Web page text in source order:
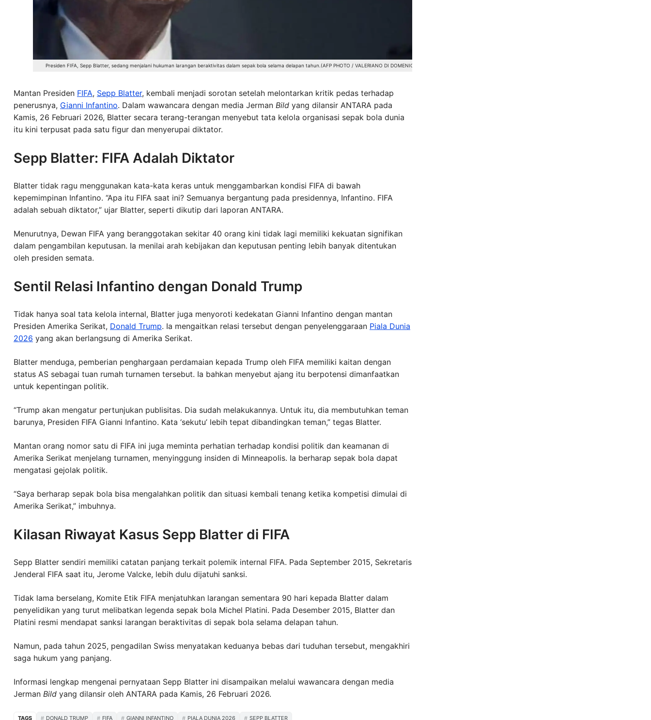
Presiden FIFA, Sepp Blatter, sedang menjalani hukuman larangan beraktivitas dalam sepak bola selama delapan tahun.(AFP PHOTO / VALERIANO DI DOMENICO)
Mantan Presiden FIFA, Sepp Blatter, kembali menjadi sorotan setelah melontarkan kritik pedas terhadap
penerusnya, Gianni Infantino. Dalam wawancara dengan media Jerman Bild yang dilansir ANTARA pada
Kamis, 26 Februari 2026, Blatter secara terang-terangan menyebut tata kelola organisasi sepak bola dunia
itu kini terpusat pada satu figur dan menyerupai diktator.
Sepp Blatter: FIFA Adalah Diktator
Blatter tidak ragu menggunakan kata-kata keras untuk menggambarkan kondisi FIFA di bawah
kepemimpinan Infantino. “Apa itu FIFA saat ini? Semuanya bergantung pada presidennya, Infantino. FIFA
adalah sebuah diktator,” ujar Blatter, seperti dikutip dari laporan ANTARA.
Menurutnya, Dewan FIFA yang beranggotakan sekitar 40 orang kini tidak lagi memiliki kekuatan signifikan
dalam pengambilan keputusan. Ia menilai arah kebijakan dan keputusan penting lebih banyak ditentukan
oleh presiden semata.
Sentil Relasi Infantino dengan Donald Trump
Tidak hanya soal tata kelola internal, Blatter juga menyoroti kedekatan Gianni Infantino dengan mantan
Presiden Amerika Serikat, Donald Trump. Ia mengaitkan relasi tersebut dengan penyelenggaraan Piala Dunia
2026 yang akan berlangsung di Amerika Serikat.
Blatter menduga, pemberian penghargaan perdamaian kepada Trump oleh FIFA memiliki kaitan dengan
status AS sebagai tuan rumah turnamen tersebut. Ia bahkan menyebut ajang itu berpotensi dimanfaatkan
untuk kepentingan politik.
“Trump akan mengatur pertunjukan publisitas. Dia sudah melakukannya. Untuk itu, dia membutuhkan teman
barunya, Presiden FIFA Gianni Infantino. Kata ‘sekutu’ lebih tepat dibandingkan teman,” tegas Blatter.
Mantan orang nomor satu di FIFA ini juga meminta perhatian terhadap kondisi politik dan keamanan di
Amerika Serikat menjelang turnamen, menyinggung insiden di Minneapolis. Ia berharap sepak bola dapat
mengatasi gejolak politik.
“Saya berharap sepak bola bisa mengalahkan politik dan situasi kembali tenang ketika kompetisi dimulai di
Amerika Serikat,” imbuhnya.
Kilasan Riwayat Kasus Sepp Blatter di FIFA
Sepp Blatter sendiri memiliki catatan panjang terkait polemik internal FIFA. Pada September 2015, Sekretaris
Jenderal FIFA saat itu, Jerome Valcke, lebih dulu dijatuhi sanksi.
Tidak lama berselang, Komite Etik FIFA menjatuhkan larangan sementara 90 hari kepada Blatter dalam
penyelidikan yang turut melibatkan legenda sepak bola Michel Platini. Pada Desember 2015, Blatter dan
Platini resmi mendapat sanksi larangan beraktivitas di sepak bola selama delapan tahun.
Namun, pada tahun 2025, pengadilan Swiss menyatakan keduanya bebas dari tuduhan tersebut, mengakhiri
saga hukum yang panjang.
Informasi lengkap mengenai pernyataan Sepp Blatter ini disampaikan melalui wawancara dengan media
Jerman Bild yang dilansir oleh ANTARA pada Kamis, 26 Februari 2026.
TAGS DONALD TRUMP FIFA GIANNI INFANTINO PIALA DUNIA 2026 SEPP BLATTER